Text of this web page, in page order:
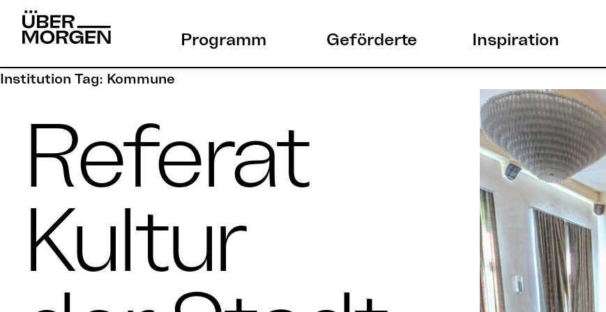
Skip
Programm Geförderte Inspiration
Institution Tag: Kommune
Referat
Kultur